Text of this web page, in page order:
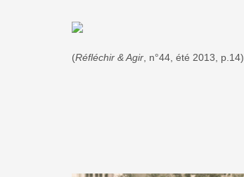
(Réfléchir & Agir , n°44, été 2013, p.14)